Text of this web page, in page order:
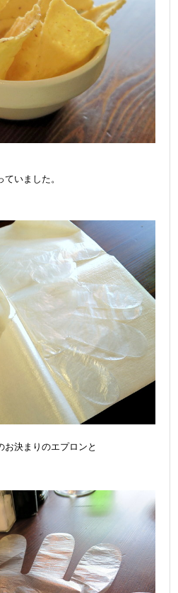
いました。
お決まりのエプロンと